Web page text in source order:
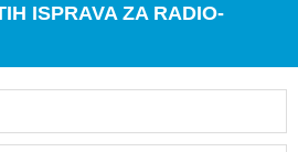
ISPRAVA ZA RADIO-